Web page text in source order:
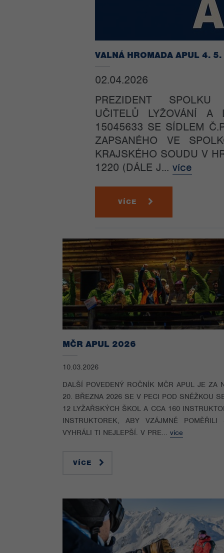
VALNÁ HROMADA APUL 4.
02.04.2026
PREZIDENT SPOLKU
UČITELŮ LYŽOVÁNÍ
15045633 SE SÍDLEM
ZAPSANÉHO VE
KRAJSKÉHO SOUDU V
1220 (DÁLE J... více
VÍCE
MČR APUL 2026
10.03.2026
DALŠÍ POVEDENÝ ROČNÍK MČR APUL JE ZA
20. BŘEZNA 2026 SE V PECI POD SNĚŽKOU
12 LYŽAŘSKÝCH ŠKOL A CCA 160
INSTRUKTOREK, ABY VZÁJMNĚ POMĚŘILI
VYHRÁLI TI NEJLEPŠÍ. V PRE... více
VÍCE